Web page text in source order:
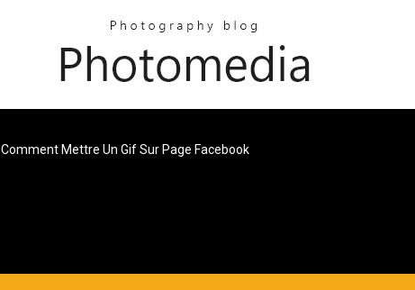
Comment Mettre Un Gif Sur Page Facebook